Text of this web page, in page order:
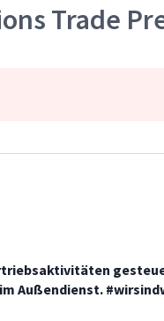
Trade
Außendienst.